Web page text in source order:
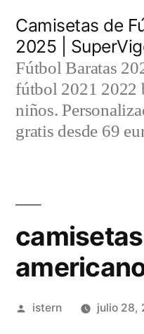
contenido
Camisetas de
2025 |
Fútbol Baratas
fútbol 2021 2022
niños.
gratis desde 69
Publicado
istern julio 28,